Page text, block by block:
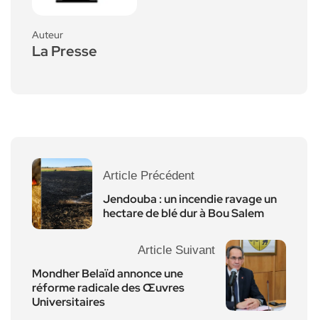
Auteur
La Presse
Article Précédent
Jendouba : un incendie ravage un
hectare de blé dur à Bou Salem
Article Suivant
Mondher Belaïd annonce une
réforme radicale des Œuvres
Universitaires